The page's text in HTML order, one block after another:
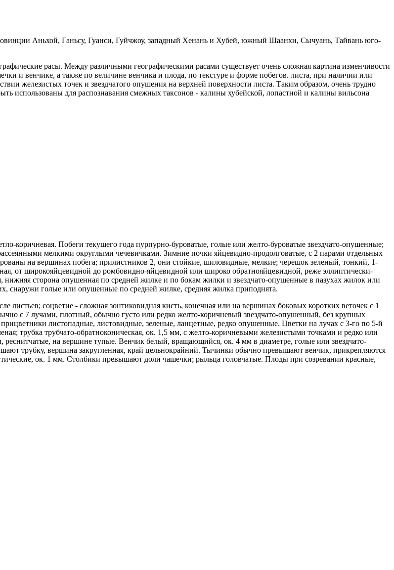
Аньхой, Ганьсу, Гуанси, Гуйчжоу, западный Хенань и Хубей, южный Шаанхи, Сычуань, Тайвань юго-
расы. Между различными географическими расами существует очень сложная картина изменчивости
и венчике, а также по величине венчика и плода, по текстуре и форме побегов. листа, при наличии или
железистых точек и звездчатого опушения на верхней поверхности листа. Таким образом, очень трудно
использованы для распознавания смежных таксонов - калины хубейской, лопастной и калины вильсона
коричневая. Побеги текущего года пурпурно-буроватые, голые или желто-буроватые звездчато-опушенные;
мелкими округлыми чечевичками. Зимние почки яйцевидно-продолговатые, с 2 парами отдельных
на вершинах побега; прилистников 2, они стойкие, шиловидные, мелкие; черешок зеленый, тонкий, 1-
от широкояйцевидной до ромбовидно-яйцевидной или широко обратнояйцевидной, реже эллиптически-
нижняя сторона опушенная по средней жилке и по бокам жилки и звездчато-опушенные в пазухах жилок или
снаружи голые или опушенные по средней жилке, средняя жилка приподнята.
соцветие - сложная зонтиковидная кисть, конечная или на вершинах боковых коротких веточек с 1
с 7 лучами, плотный, обычно густо или редко желто-коричневый звездчато-опушенный, без крупных
листопадные, листовидные, зеленые, ланцетные, редко опушенные. Цветки на лучах с 3-го по 5-й
трубка трубчато-обратноконическая, ок. 1,5 мм, с желто-коричневыми железистыми точками и редко или
на вершине тупые. Венчик белый, вращающийся, ок. 4 мм в диаметре, голые или звездчато-
трубку, вершина закругленная, край цельнокрайний. Тычинки обычно превышают венчик, прикрепляются
ок. 1 мм. Столбики превышают доли чашечки; рыльца головчатые. Плоды при созревании красные,